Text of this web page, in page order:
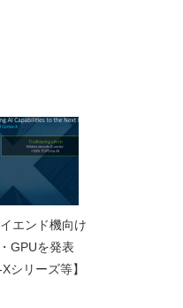
エンド機向け
GPUを発表
Xシリーズ等】